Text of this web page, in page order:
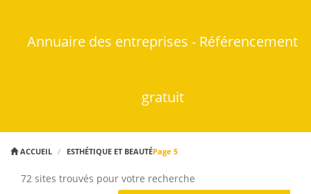
Annuaire des entreprises - Référencement
gratuit
ACCUEIL ESTHÉTIQUE ET BEAUTÉPage 5
72 sites trouvés pour votre recherche